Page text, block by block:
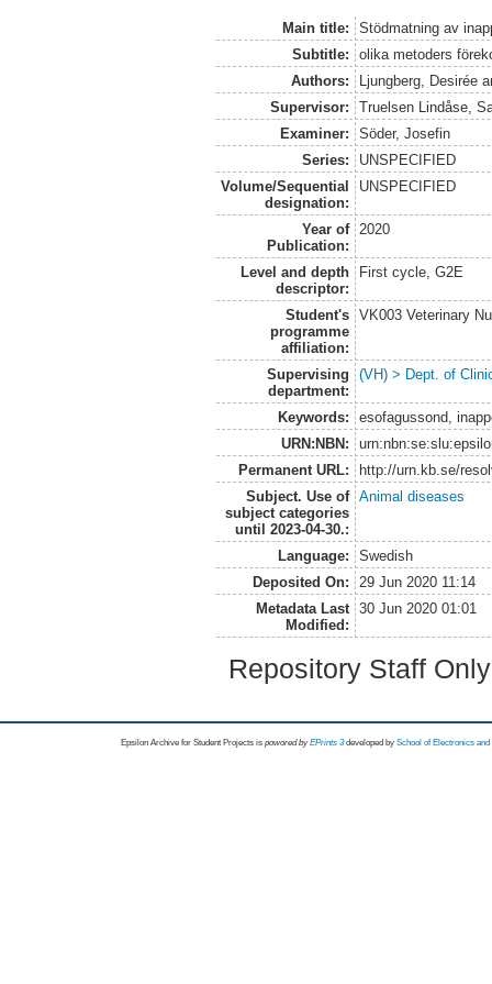
Main title:
Stödmatning av
Subtitle:
olika metoders
Authors:
Ljungberg, Desirée
Supervisor:
Truelsen Lindåse,
Examiner:
Söder, Josefin
Series:
UNSPECIFIED
Volume/Sequential
designation:
UNSPECIFIED
Year of
Publication:
2020
Level and depth
descriptor:
First cycle, G2E
Student's
programme
affiliation:
VK003 Veterinary
Supervising
department:
(VH) > Dept. of
Keywords:
esofagussond,
URN:NBN:
Permanent URL:
http://urn.kb.se/
Subject. Use of
subject categories
until 2023-04-30.:
Animal diseases
Language:
Swedish
Deposited On:
29 Jun 2020 11:14
Metadata Last
Modified:
30 Jun 2020 01:01
Repository Staff
Epsilon Archive for Student Projects is powored byEPrints 3 developed by School of Electronics